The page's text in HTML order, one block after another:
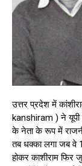
उत्तर प्रदेश में
kanshiram ) ने यूपी
के नेता के रूप में
तब धक्का लगा जब वे
होकर काशीराम